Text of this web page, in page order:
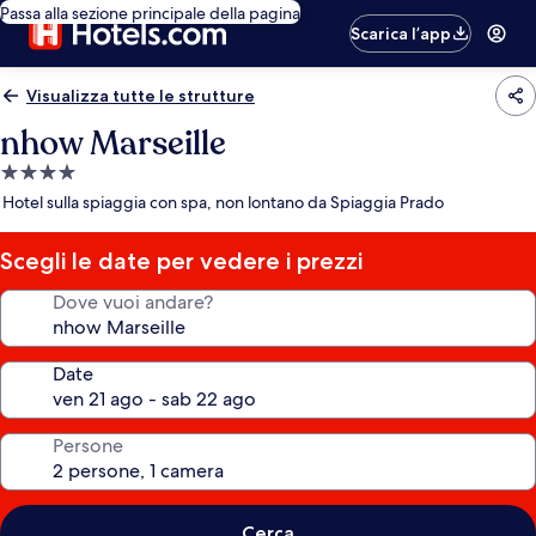
Passa alla sezione principale della pagina
Scarica l’app
Visualizza tutte le strutture
nhow Marseille
Struttura
a
stelle
Hotel sulla spiaggia con spa, non lontano da Spiaggia Prado
Scegli le date per vedere i prezzi
Dove vuoi andare?
Date
Persone